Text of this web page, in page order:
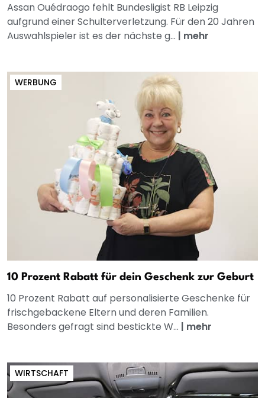
Assan Ouédraogo fehlt Bundesligist RB Leipzig
aufgrund einer Schulterverletzung. Für den 20 Jahren
Auswahlspieler ist es der nächste g... | mehr
WERBUNG
10 Prozent Rabatt für dein Geschenk zur Geburt
10 Prozent Rabatt auf personalisierte Geschenke für
frischgebackene Eltern und deren Familien.
Besonders gefragt sind bestickte W... | mehr
WIRTSCHAFT